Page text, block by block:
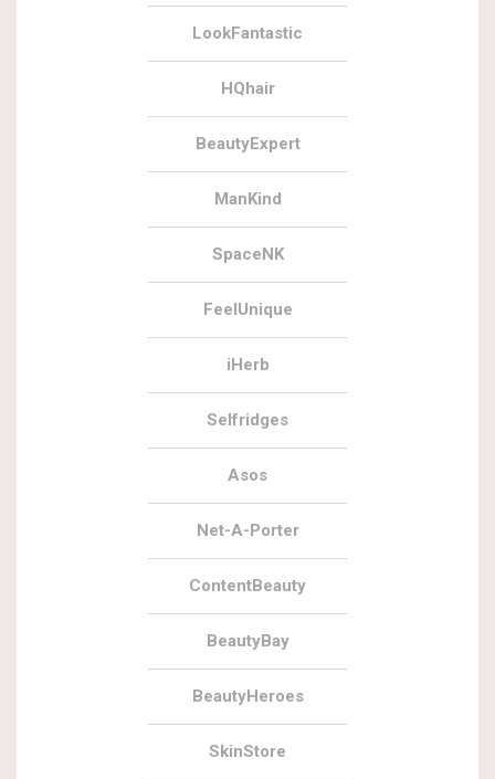
LookFantastic
HQhair
BeautyExpert
ManKind
SpaceNK
FeelUnique
iHerb
Selfridges
Asos
Net-A-Porter
ContentBeauty
BeautyBay
BeautyHeroes
SkinStore